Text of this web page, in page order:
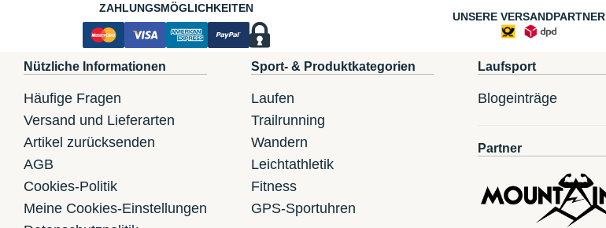
ZAHLUNGSMÖGLICHKEITEN
UNSERE VERSANDPARTNER
Nützliche Informationen
Häufige Fragen
Versand und Lieferarten
Artikel zurücksenden
AGB
Cookies-Politik
Meine Cookies-Einstellungen
Sport- & Produktkategorien
Laufen
Trailrunning
Wandern
Leichtathletik
Fitness
GPS-Sportuhren
Laufsport
Blogeinträge
Partner